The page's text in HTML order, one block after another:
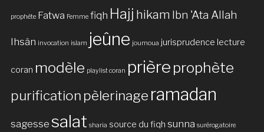
prophète Fatwa Femme fiqh Hajj hikam Ibn 'Ata Allah
Ihsân invocation islam jeûne joumoua jurisprudence lecture
coran modèle playlist coran prière prophète
purification pèlerinage ramadan
sagesse salat sharia source du fiqh sunna surérogatoire